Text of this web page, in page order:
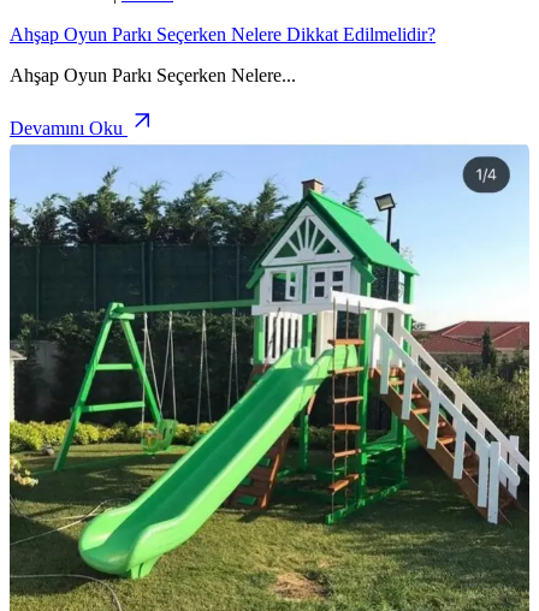
Ahşap Oyun Parkı Seçerken Nelere Dikkat Edilmelidir?
Ahşap Oyun Parkı Seçerken Nelere...
Devamını Oku